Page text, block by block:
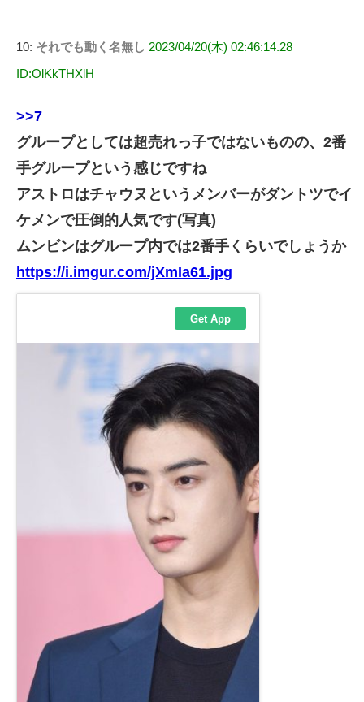
10: それでも動く名無し 2023/04/20(木) 02:46:14.28
ID:OlKkTHXlH
>>7
グループとしては超売れっ子ではないものの、2番
手グループという感じですね
アストロはチャウヌというメンバーがダントツでイ
ケメンで圧倒的人気です(写真)
ムンビンはグループ内では2番手くらいでしょうか
https://i.imgur.com/jXmIa61.jpg